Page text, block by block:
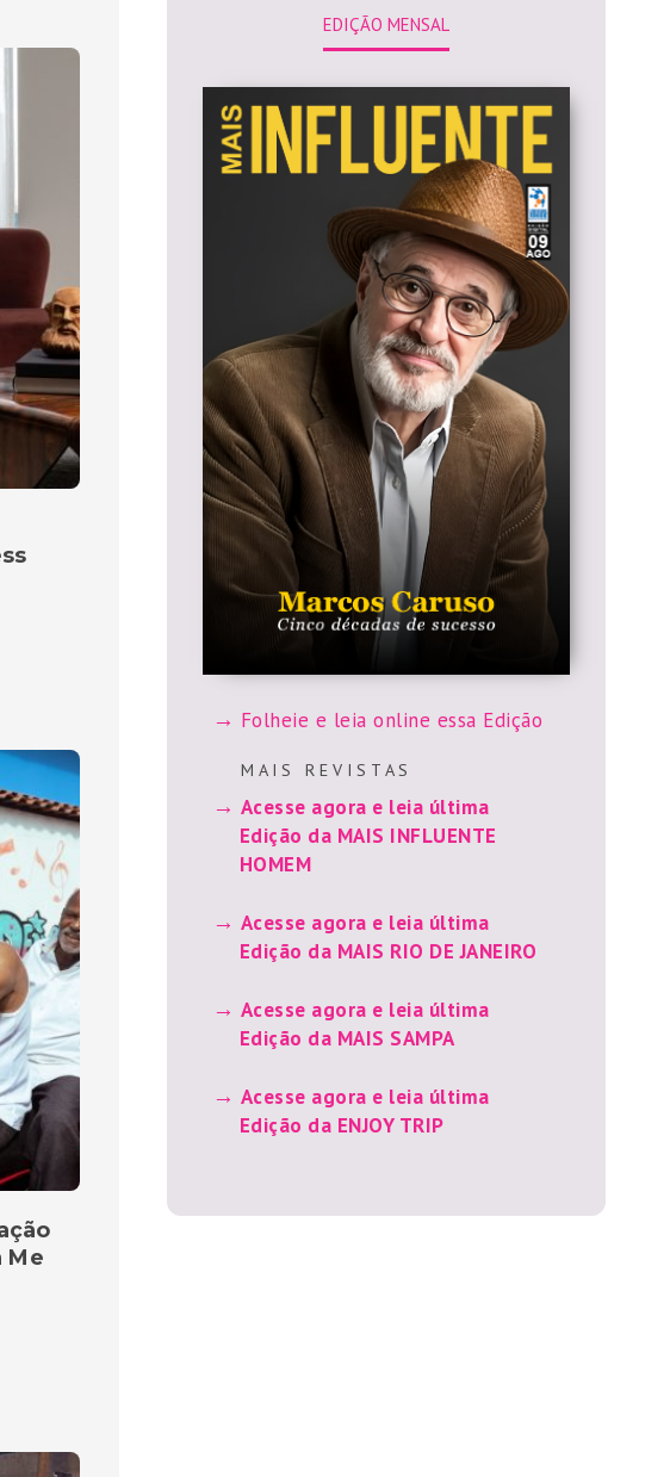
Me
EDIÇÃO MENSAL
Folheie e leia online essa Edição
M A I S R E V I S T A S
Acesse agora e leia última
Edição da MAIS INFLUENTE
HOMEM
Acesse agora e leia última
Edição da MAIS RIO DE JANEIRO
Acesse agora e leia última
Edição da MAIS SAMPA
Acesse agora e leia última
Edição da ENJOY TRIP